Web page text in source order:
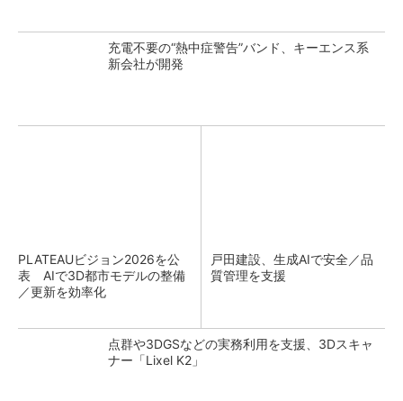
充電不要の“熱中症警告”バンド、キーエンス系
新会社が開発
PLATEAUビジョン2026を公
表 AIで3D都市モデルの整備
／更新を効率化
戸田建設、生成AIで安全／品
質管理を支援
点群や3DGSなどの実務利用を支援、3Dスキャ
ナー「Lixel K2」